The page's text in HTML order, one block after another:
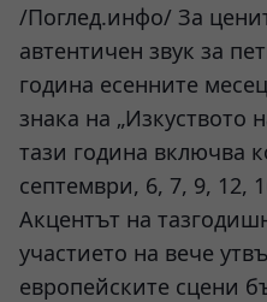
/Поглед.инфо/ За
автентичен звук за
година есенните
знака на „Изкуството
тази година включва
септември, 6, 7, 9, 12,
Акцентът на
участието на вече
европейските сцени